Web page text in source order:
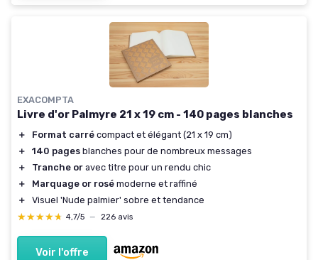
EXACOMPTA
Livre d'or Palmyre 21 x 19 cm - 140 pages blanches
＋ Format carré compact et élégant (21 x 19 cm)
＋
140 pages blanches pour de nombreux messages
＋
Tranche or avec titre pour un rendu chic
＋
Marquage or rosé moderne et raffiné
＋
Visuel 'Nude palmier' sobre et tendance
★★★★★
★★★★★ 4,7/5 — 226 avis
Voir l'offre